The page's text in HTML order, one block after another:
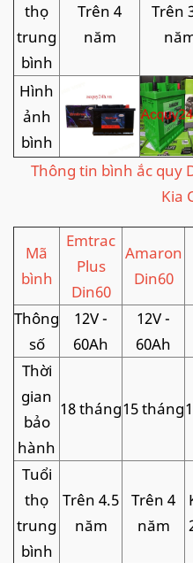
thọ
trung
bình
Trên 4
năm
Trên
Hình
ảnh
bình
Thông tin bình ắc quy
Kia
Mã
bình
Emtrac
Plus
Din60
Amaron
Din60
Thông
số
12V -
60Ah
12V -
60Ah
Thời
gian
bảo
hành
18 tháng15 tháng
Tuổi
thọ
trung
bình
Trên 4.5
năm
Trên 4
năm